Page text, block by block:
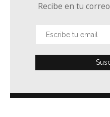
Recibe en tu